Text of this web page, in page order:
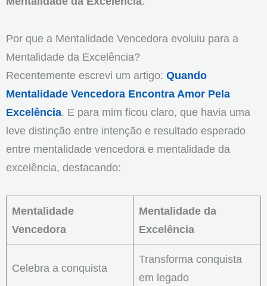
Por que a Mentalidade Vencedora evoluiu para a
Mentalidade da Excelência?
Recentemente escrevi um artigo: Quando
Mentalidade Vencedora Encontra Amor Pela
Excelência. E para mim ficou claro, que havia uma
leve distinção entre intenção e resultado esperado
entre mentalidade vencedora e mentalidade da
excelência, destacando:
Mentalidade
Vencedora
Mentalidade da
Excelência
Celebra a conquista
Transforma conquista
em legado